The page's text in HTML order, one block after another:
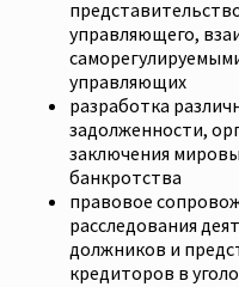
управляющего,
управляющих
разработка
задолженности,
заключения
банкротства
правовое
расследования
должников и
кредиторов в